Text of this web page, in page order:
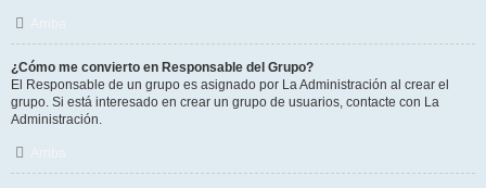
¿Cómo me convierto en Responsable del Grupo?
El Responsable de un grupo es asignado por La Administración al crear el
grupo. Si está interesado en crear un grupo de usuarios, contacte con La
Administración.